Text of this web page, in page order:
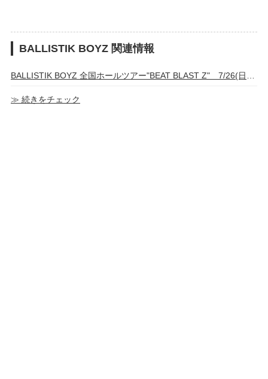
BALLISTIK BOYZ 関連情報
≫ 続きをチェック